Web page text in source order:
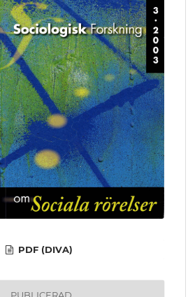
PDF (DIVA)